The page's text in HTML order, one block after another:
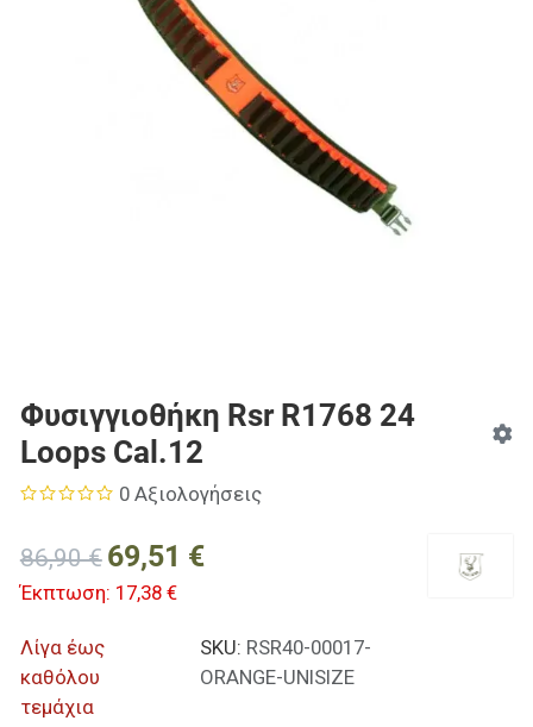
Φυσιγγιοθήκη Rsr R1768 24
Loops Cal.12
0 Αξιολογήσεις
86,90 € 69,51 €
Έκπτωση: 17,38 €
Λίγα έως
καθόλου
τεμάχια
SKU: RSR40-00017-
ORANGE-UNISIZE